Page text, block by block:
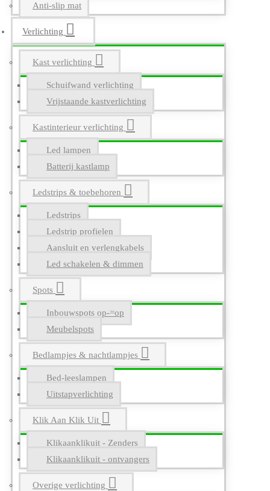
Anti-slip mat
Verlichting
Kast verlichting
Schuifwand verlichting
Vrijstaande kastverlichting
Kastinterieur verlichting
Led lampen
Batterij kastlamp
Ledstrips & toebehoren
Ledstrips
Ledstrip profielen
Aansluit en verlengkabels
Led schakelen & dimmen
Spots
Inbouwspots op-=op
Meubelspots
Bedlampjes & nachtlampjes
Bed-leeslampen
Uitstapverlichting
Klik Aan Klik Uit
Klikaanklikuit - Zenders
Klikaanklikuit - ontvangers
Overige verlichting